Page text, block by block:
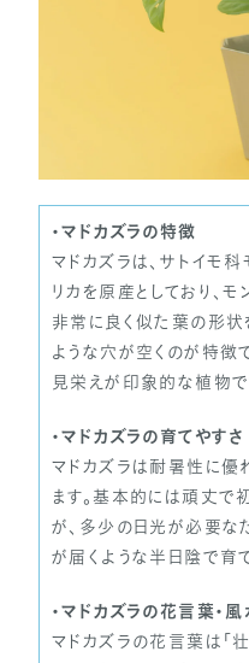
・マドカズラの特徴
マドカズラは、サトイモ
リカを原産としており、
非常に良く似た葉の形状
ような穴が空くのが特徴
見栄えが印象的な植物で
・マドカズラの育てやすさ
マドカズラは耐暑性に優
ます。基本的には頑丈で
が、多少の日光が必要な
が届くような半日陰で育
・マドカズラの花言葉・風
マドカズラの花言葉は「